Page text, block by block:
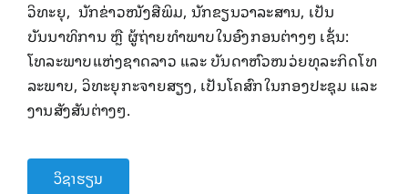
ວິທະຍຸ, ນັກ​ຂ່າວ​ໜັງ​ສື​ພິມ, ນັກຂຽນວາລະສານ​, ເປັນ
ບັນນາທິການ ຫຼື ​​ຜູ້​ຖ່າຍ​ທຳ​ພາບໃນອົງກອນຕ່າງໆ ເຊັ່ນ:​
ໂທລະພາບ​ແຫ່ງ​ຊາດ​ລາວ ​ແລະ ບັນດາ​ຫົວ​ໜວ່ຍທຸລະ​ກິດ​ໂທ
ລະ​ພາບ, ວິ​ທະ​ຍຸ​ກະ​ຈາຍ​ສຽງ​, ເປັນໂຄສົກໃນ​ກອງປະຊຸມ ແລະ
ງານສັງສັນຕ່າງໆ. ​
ວິຊາຮຽນ